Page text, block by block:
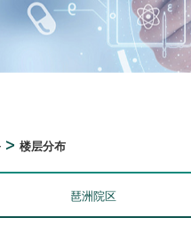
> 楼层分布
琶洲院区